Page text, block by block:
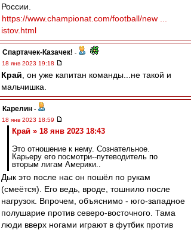
России.
https://www.championat.com/football/new ...
istov.html
Спартачек-Казачек! -
18 янв 2023 19:18
Край , он уже капитан команды...не такой и
мальчишка.
Карелин -
18 янв 2023 18:59
Край » 18 янв 2023 18:43
Это отношение к нему. Сознательное.
Карьеру его посмотри--путеводитель по
вторым лигам Америки..
Дык это после нас он пошёл по рукам
(смеётся). Его ведь, вроде, тошнило после
нагрузок. Впрочем, объяснимо - юго-западное
полушарие против северо-восточного. Тама
люди вверх ногами играют в футбик против